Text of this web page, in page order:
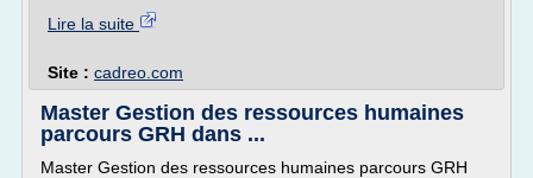
Lire la suite
Site : cadreo.com
Master Gestion des ressources humaines
parcours GRH dans ...
Master Gestion des ressources humaines parcours GRH